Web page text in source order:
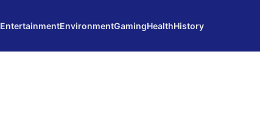
EntertainmentEnvironmentGamingHealthHistory